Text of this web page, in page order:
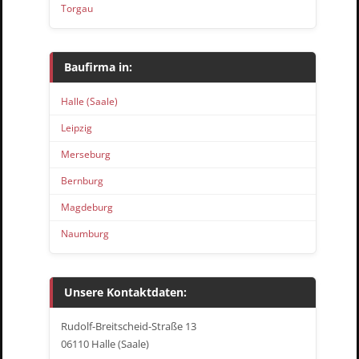
Torgau
Baufirma in:
Halle (Saale)
Leipzig
Merseburg
Bernburg
Magdeburg
Naumburg
Unsere Kontaktdaten:
Rudolf-Breitscheid-Straße 13
06110 Halle (Saale)